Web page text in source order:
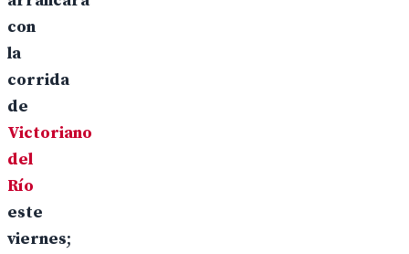
con
la
corrida
de
Victoriano
del
Río
este
viernes;